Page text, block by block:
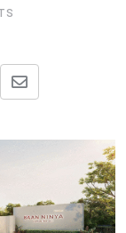
Share
Email